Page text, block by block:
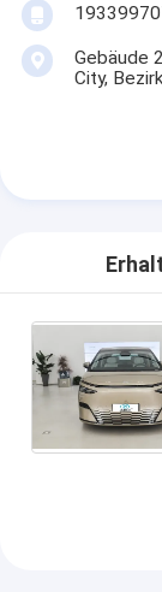
Gebäude
City,